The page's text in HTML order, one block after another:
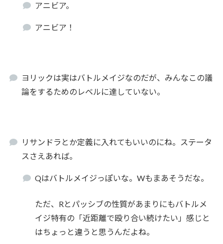
アニビア。
アニビア！
ヨリックは実はバトルメイジなのだが、みんなこの議
論をするためのレベルに達していない。
リサンドラとか定義に入れてもいいのにね。ステータ
スさえあれば。
Qはバトルメイジっぽいな。Wもまあそうだな。
ただ、Rとパッシブの性質があまりにもバトルメ
イジ特有の「近距離で殴り合い続けたい」感じと
はちょっと違うと思うんだよね。